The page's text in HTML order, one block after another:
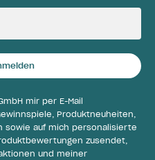
mir per E-Mail
Produktneuheiten,
sowie auf mich personalisierte
zusendet,
und meiner